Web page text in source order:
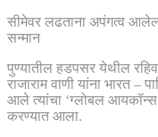
सीमेवर लढताना अपंगत्व
सन्मान
पुण्यातील हडपसर येथील
राजाराम वाणी यांना भारत –
आले त्यांचा ‘ग्लोबल
करण्यात आला.